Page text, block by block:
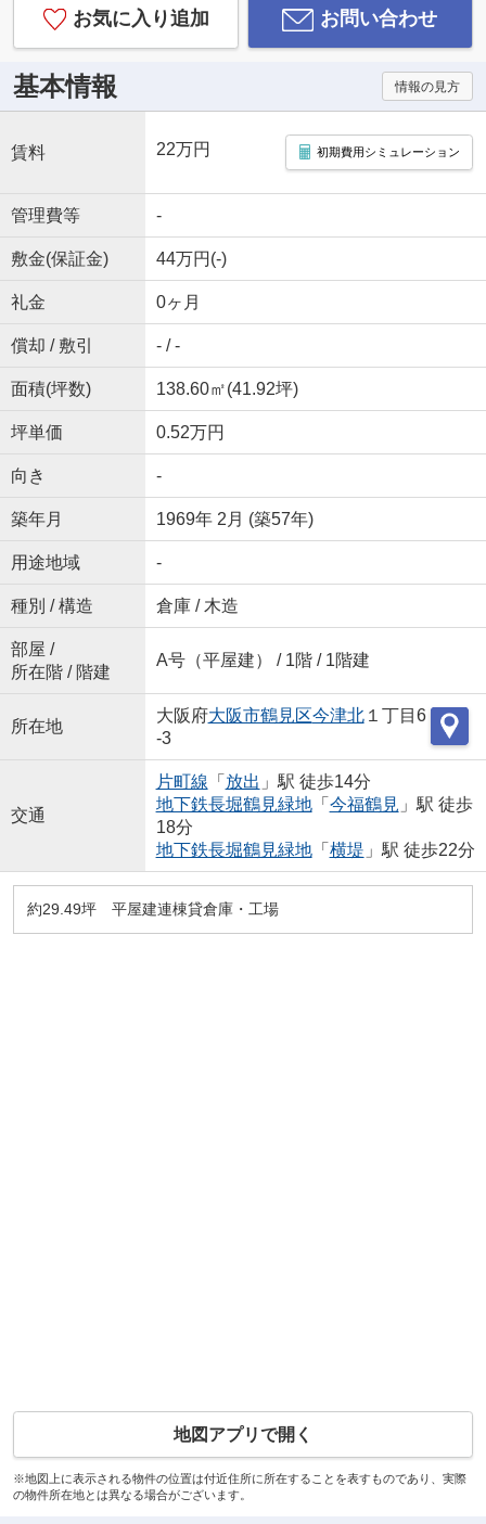
お気に入り追加 お問い合わせ
基本情報 情報の見方
賃料 22万円 初期費用シミュレーション
管理費等 -
敷金(保証金) 44万円(-)
礼金 0ヶ月
償却 / 敷引 - / -
面積(坪数) 138.60㎡(41.92坪)
坪単価 0.52万円
向き -
築年月 1969年 2月 (築57年)
用途地域 -
種別 / 構造 倉庫 / 木造
部屋 /
所在階 / 階建
A号（平屋建） / 1階 / 1階建
所在地
大阪府大阪市鶴見区今津北１丁目6
-3
交通
片町線 「 放出 」駅 徒歩14分
地下鉄長堀鶴見緑地「 今福鶴見 」駅 徒歩
18分
地下鉄長堀鶴見緑地「 横堤 」駅 徒歩22分
約29.49坪 平屋建連棟貸倉庫・工場
地図アプリで開く
※地図上に表示される物件の位置は付近住所に所在することを表すものであり、実際
の物件所在地とは異なる場合がございます。